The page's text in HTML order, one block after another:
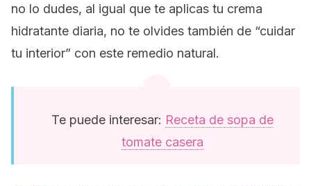
no lo dudes, al igual que te aplicas tu crema
hidratante diaria, no te olvides también de “cuidar
tu interior” con este remedio natural.
Te puede interesar: Receta de sopa de
tomate casera